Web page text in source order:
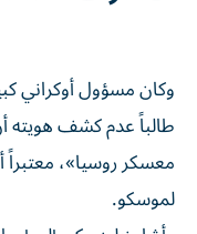
وكان مسؤول أوكراني
طالباً عدم كشف
معسكر روسيا»،
لموسكو.